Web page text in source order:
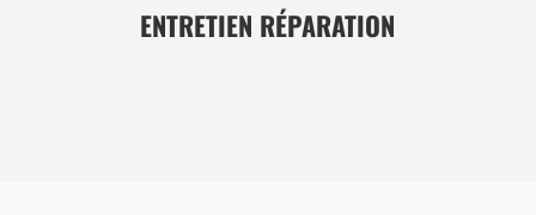
ENTRETIEN RÉPARATION